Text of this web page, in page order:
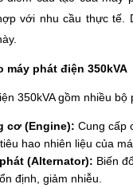
với nhu cầu thực tế.
máy phát điện 350kVA
350kVA gồm nhiều
cơ (Engine): Cung cấp
hao nhiên liệu của
(Alternator): Biến
định, giảm nhiễu.